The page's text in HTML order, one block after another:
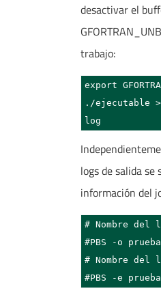
desactivar el
trabajo:
export
./ejecutable >
log
logs de salida
información del
# Nombre del
#PBS -o
# Nombre del
#PBS -e